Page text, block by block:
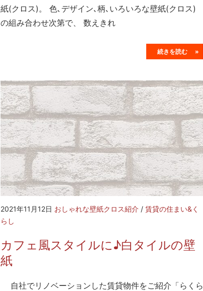
紙(クロス)。 色､デザイン､柄､いろいろな壁紙(クロス)
の組み合わせ次第で、 数えきれ
続きを読む »
2021年11月12日 おしゃれな壁紙クロス紹介 / 賃貸の住まい&く
らし
カフェ風スタイルに♪白タイルの壁
紙
自社でリノベーションした賃貸物件をご紹介「らくら